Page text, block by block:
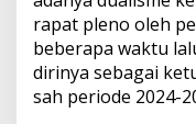
rapat pleno oleh
beberapa waktu
dirinya sebagai
sah periode 2024-